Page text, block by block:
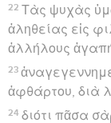
22 Τὰς ψυχὰς
ἀληθείας εἰς
ἀλλήλους
23
ἀφθάρτου, διὰ
24 διότι πᾶσα